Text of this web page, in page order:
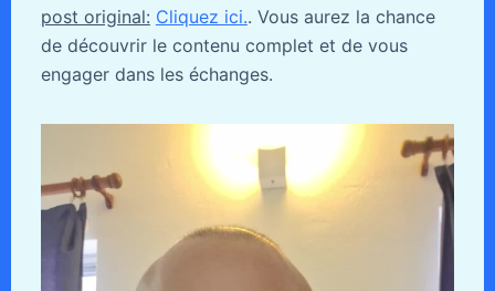
post original: Cliquez ici.. Vous aurez la chance
de découvrir le contenu complet et de vous
engager dans les échanges.